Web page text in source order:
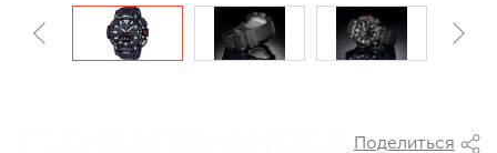
Поделиться